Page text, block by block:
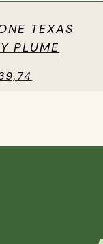
TEXAS
PLUME